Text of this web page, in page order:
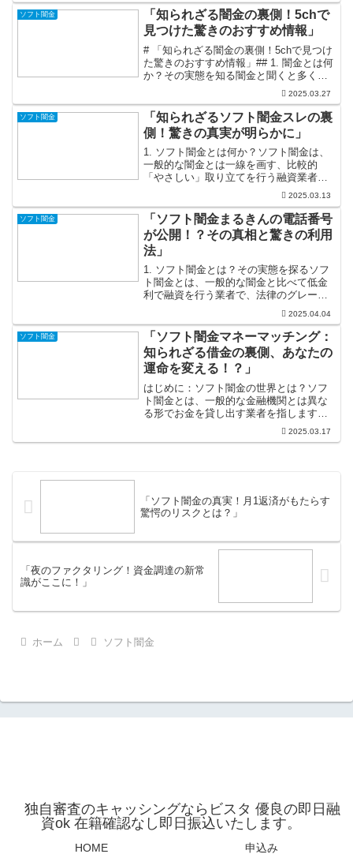
さ、さらには担保がない場合など、その
理由は多岐にわたりま...
ソフト闇金
「知られざる闇金の裏側！5chで
見つけた驚きのおすすめ情報」
# 「知られざる闇金の裏側！5chで見つけ
た驚きのおすすめ情報」## 1. 闇金とは何
か？その実態を知る闇金と聞くと多くの
人が恐怖を感じるかもしれませんが、実
はその恐れを克服するためには正しい知
識が必要です。闇金とは、法外な金利で
融資を行う...
2025.03.27
ソフト闇金
「知られざるソフト闇金スレの裏
側！驚きの真実が明らかに」
1. ソフト闇金とは何か？ソフト闇金は、
一般的な闇金とは一線を画す、比較的
「やさしい」取り立てを行う融資業者を
指します。「ソフト」と名付けられた理
ずにビジネスを行うからです。しかし、
その利用はリスクを伴い...
2025.03.13
ソフト闇金
「ソフト闇金まるきんの電話番号
が公開！？その真相と驚きの利用
法」
1. ソフト闇金とは？その実態を探るソフ
ト闇金とは、一般的な闇金と比べて低金
利で融資を行う業者で、法律のグレーゾ
ーンを巧みに活用しています。彼らの大
きな特徴は、暴力的な取り立てを行わな
い点で、これにより「ソフト」と呼ばれ
るようになっています...
2025.04.04
ソフト闇金
「ソフト闇金マネーマッチング：
知られざる借金の裏側、あなたの
運命を変える！？」
はじめに：ソフト闇金の世界とは？ソフ
ト闇金とは、一般的な金融機関とは異な
る形でお金を貸し出す業者を指します。
「闇金」と聞くと、恐ろしい取り立ての
イメージが先行しますが、ソフト闇金は
2025.03.17
「ソフト闇金の真実！月1返済がもたらす
驚愕のリスクとは？」
「夜のファクタリング！資金調達の新常
識がここに！」
ホーム ソフト闇金
独自審査のキャッシングならビスタ 優良の即日融
資ok 在籍確認なし即日振込いたします。
HOME 申込み